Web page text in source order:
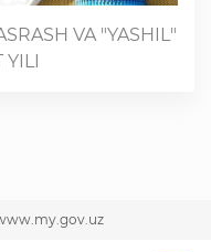
VA "YASHIL"
YILI